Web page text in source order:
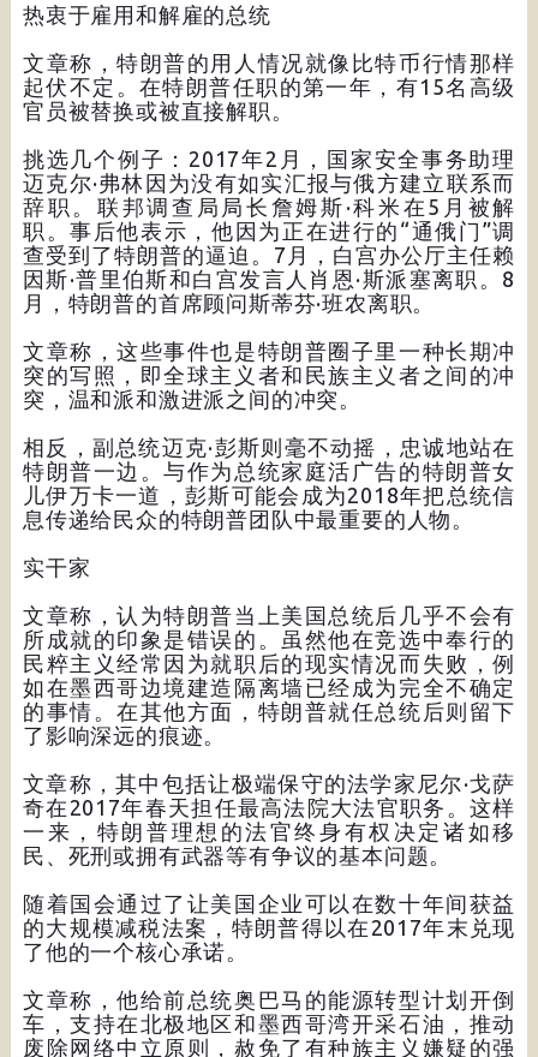
热衷于雇用和解雇的总统
文章称，特朗普的用人情况就像比特币行情那样
起伏不定。在特朗普任职的第一年，有15名高级
官员被替换或被直接解职。
挑选几个例子：2017年2月，国家安全事务助理
迈克尔·弗林因为没有如实汇报与俄方建立联系而
辞职。联邦调查局局长詹姆斯·科米在5月被解
职。事后他表示，他因为正在进行的“通俄门”调
查受到了特朗普的逼迫。7月，白宫办公厅主任赖
因斯·普里伯斯和白宫发言人肖恩·斯派塞离职。8
月，特朗普的首席顾问斯蒂芬·班农离职。
文章称，这些事件也是特朗普圈子里一种长期冲
突的写照，即全球主义者和民族主义者之间的冲
突，温和派和激进派之间的冲突。
相反，副总统迈克·彭斯则毫不动摇，忠诚地站在
特朗普一边。与作为总统家庭活广告的特朗普女
儿伊万卡一道，彭斯可能会成为2018年把总统信
息传递给民众的特朗普团队中最重要的人物。
实干家
文章称，认为特朗普当上美国总统后几乎不会有
所成就的印象是错误的。虽然他在竞选中奉行的
民粹主义经常因为就职后的现实情况而失败，例
如在墨西哥边境建造隔离墙已经成为完全不确定
的事情。在其他方面，特朗普就任总统后则留下
了影响深远的痕迹。
文章称，其中包括让极端保守的法学家尼尔·戈萨
奇在2017年春天担任最高法院大法官职务。这样
一来，特朗普理想的法官终身有权决定诸如移
民、死刑或拥有武器等有争议的基本问题。
随着国会通过了让美国企业可以在数十年间获益
的大规模减税法案，特朗普得以在2017年末兑现
了他的一个核心承诺。
文章称，他给前总统奥巴马的能源转型计划开倒
车，支持在北极地区和墨西哥湾开采石油，推动
废除网络中立原则，赦免了有种族主义嫌疑的强